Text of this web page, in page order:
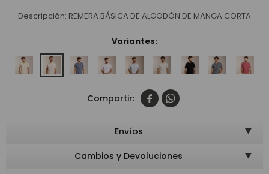
Descripción: REMERA BÁSICA DE ALGODÓN DE MANGA CORTA
Variantes:
 
Envíos
Cambios y Devoluciones